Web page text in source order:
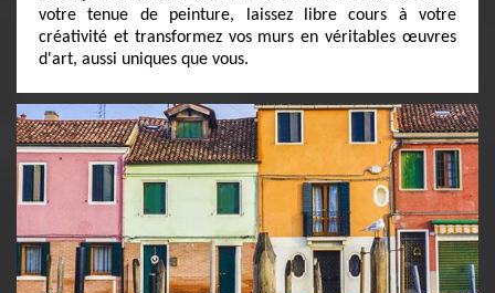
votre tenue de peinture, laissez libre cours à votre
créativité et transformez vos murs en véritables œuvres
d'art, aussi uniques que vous.